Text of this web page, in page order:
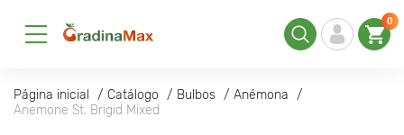
0
Página inicial Catálogo Bulbos
Anémona
Anemone St. Brigid Mixed